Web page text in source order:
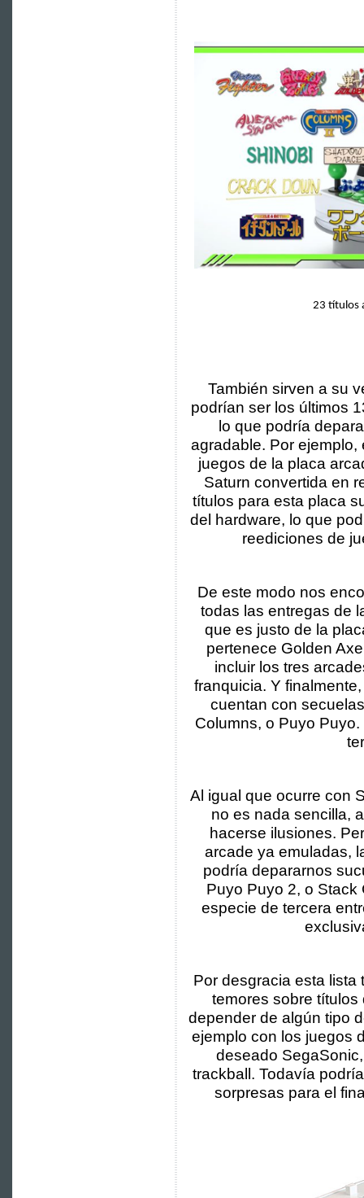
23 títulos
También sirven a su
podrían ser los últimos
lo que podría
agradable. Por
juegos de la placa
Saturn convertida en
títulos para esta placa
del hardware, lo que
reediciones de
De este modo nos
todas las entregas de
que es justo de la
pertenece Golden
incluir los tres
franquicia. Y
cuentan con
Columns, o Puyo
Al igual que ocurre con
no es nada sencilla,
hacerse ilusiones.
arcade ya emuladas,
podría depararnos
Puyo Puyo 2, o Stack
especie de tercera
Por desgracia esta lista
temores sobre
depender de algún tipo
ejemplo con los juegos
deseado
trackball. Todavía
sorpresas para el